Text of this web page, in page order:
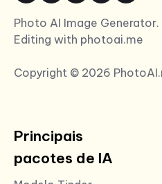
Photo AI Image
Editing with photoai.me
Copyright © 2026
Principais
pacotes de IA